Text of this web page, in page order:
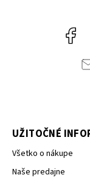
UŽITOČNÉ
Všetko o nákupe
Naše predajne